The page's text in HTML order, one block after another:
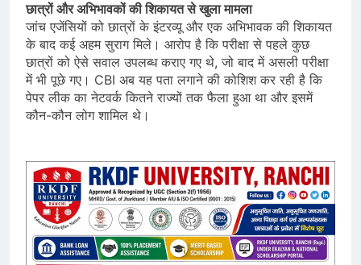
छात्रों और अभिभावकों की शिकायत से खुला मामला
जांच एजेंसियों को छात्रों के इंटरव्यू और एक अभिभावक की शिकायत
के बाद कई अहम सुराग मिले। आरोप है कि परीक्षा से पहले कुछ
छात्रों को ऐसे सवाल उपलब्ध कराए गए थे, जो बाद में असली परीक्षा
में भी पूछे गए। CBI अब यह पता लगाने की कोशिश कर रही है कि
पेपर लीक का नेटवर्क कितने राज्यों तक फैला हुआ था और इसमें
कौन-कौन लोग शामिल थे।